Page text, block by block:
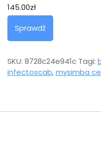
145.00zł
Sprawdź
SKU: 8728c24e941c Tagi:
infectoscab,mysimba